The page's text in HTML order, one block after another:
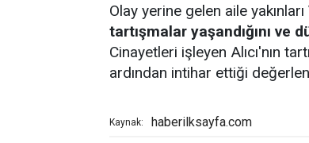
Olay yerine gelen aile yakınları
tartışmalar yaşandığını ve
Cinayetleri işleyen Alıcı'nın
ardından intihar ettiği
Kaynak: haberilksayfa.com